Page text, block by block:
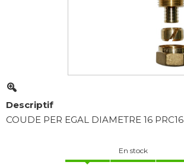
Descriptif
COUDE PER EGAL DIAMETRE 16 PRC16
En stock